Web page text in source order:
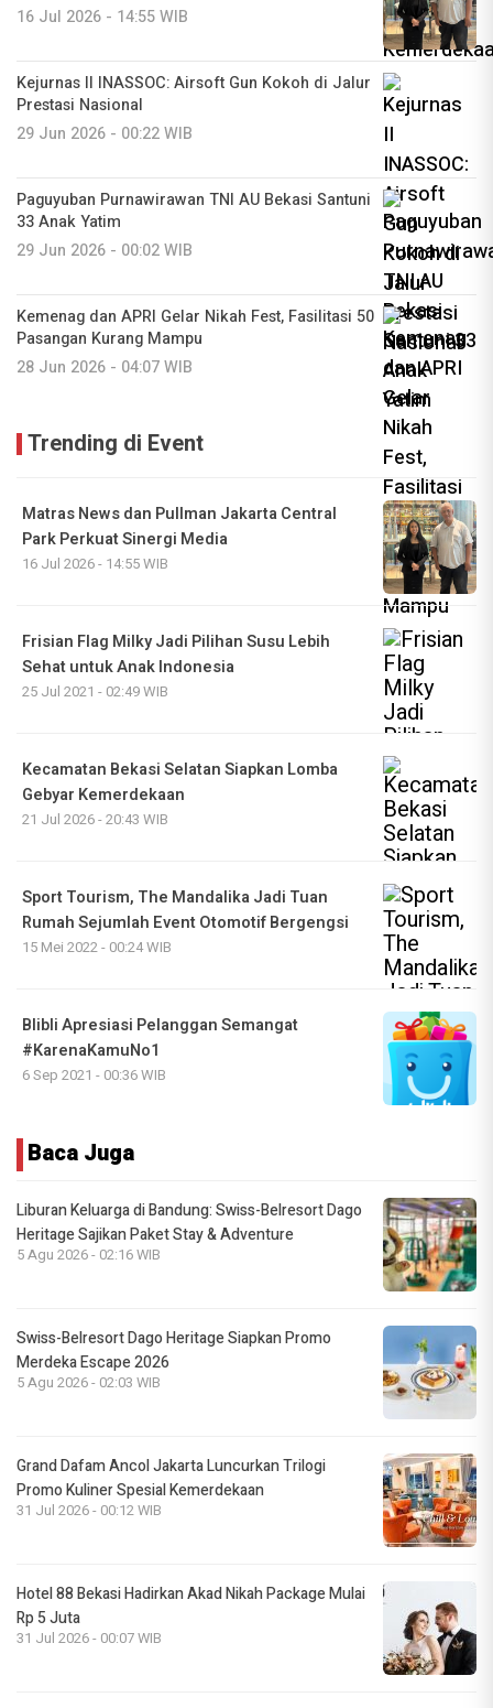
16 Jul 2026 - 14:55 WIB
Kejurnas II INASSOC: Airsoft Gun Kokoh di Jalur
Prestasi Nasional
29 Jun 2026 - 00:22 WIB
Paguyuban Purnawirawan TNI AU Bekasi Santuni
33 Anak Yatim
29 Jun 2026 - 00:02 WIB
Kemenag dan APRI Gelar Nikah Fest, Fasilitasi 50
Pasangan Kurang Mampu
28 Jun 2026 - 04:07 WIB
Trending di Event
Matras News dan Pullman Jakarta Central
Park Perkuat Sinergi Media
16 Jul 2026 - 14:55 WIB
Frisian Flag Milky Jadi Pilihan Susu Lebih
Sehat untuk Anak Indonesia
25 Jul 2021 - 02:49 WIB
Kecamatan Bekasi Selatan Siapkan Lomba
Gebyar Kemerdekaan
21 Jul 2026 - 20:43 WIB
Sport Tourism, The Mandalika Jadi Tuan
Rumah Sejumlah Event Otomotif Bergengsi
15 Mei 2022 - 00:24 WIB
Blibli Apresiasi Pelanggan Semangat
#KarenaKamuNo1
6 Sep 2021 - 00:36 WIB
Baca Juga
Liburan Keluarga di Bandung: Swiss-Belresort Dago
Heritage Sajikan Paket Stay & Adventure
5 Agu 2026 - 02:16 WIB
Swiss-Belresort Dago Heritage Siapkan Promo
Merdeka Escape 2026
5 Agu 2026 - 02:03 WIB
Grand Dafam Ancol Jakarta Luncurkan Trilogi
Promo Kuliner Spesial Kemerdekaan
31 Jul 2026 - 00:12 WIB
Hotel 88 Bekasi Hadirkan Akad Nikah Package Mulai
Rp 5 Juta
31 Jul 2026 - 00:07 WIB